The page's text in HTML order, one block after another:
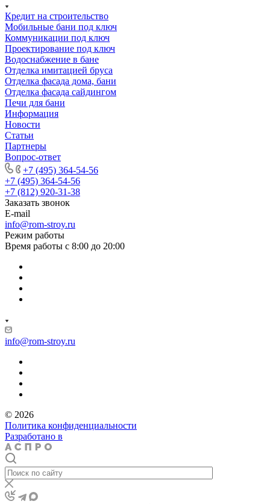
Кредит на строительство
Мобильные бани под ключ
Коммуникации под ключ
Проектирование под ключ
Водоснабжение в бане
Отделка имитацией бруса
Отделка фасада дома, бани
Отделка фасада сайдингом
Печи для бани
Информация
Новости
Статьи
Партнеры
Вопрос-ответ
+7 (495) 364-54-56
+7 (495) 364-54-56
+7 (812) 920-31-38
Заказать звонок
E-mail
info@rom-stroy.ru
Режим работы
Время работы с 8:00 до 20:00
info@rom-stroy.ru
© 2026
Политика конфиденциальности
Разработано в